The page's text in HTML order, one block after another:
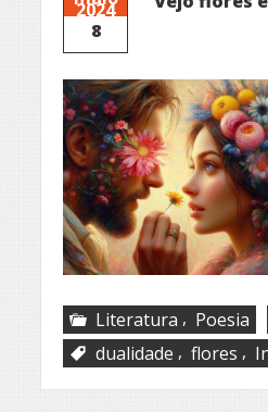
2024
8
Literatura , Poesia
dualidade , flores ,